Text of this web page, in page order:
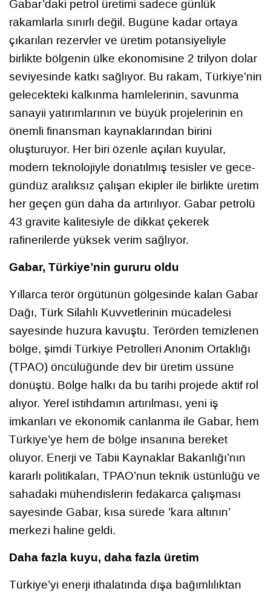
Gabar’daki petrol üretimi sadece günlük
rakamlarla sınırlı değil. Bugüne kadar ortaya
çıkarılan rezervler ve üretim potansiyeliyle
birlikte bölgenin ülke ekonomisine 2 trilyon dolar
seviyesinde katkı sağlıyor. Bu rakam, Türkiye’nin
gelecekteki kalkınma hamlelerinin, savunma
sanayii yatırımlarının ve büyük projelerinin en
önemli finansman kaynaklarından birini
oluşturuyor. Her biri özenle açılan kuyular,
modern teknolojiyle donatılmış tesisler ve gece-
gündüz aralıksız çalışan ekipler ile birlikte üretim
her geçen gün daha da artırılıyor. Gabar petrolü
43 gravite kalitesiyle de dikkat çekerek
rafinerilerde yüksek verim sağlıyor.
Gabar, Türkiye’nin gururu oldu
Yıllarca terör örgütünün gölgesinde kalan Gabar
Dağı, Türk Silahlı Kuvvetlerinin mücadelesi
sayesinde huzura kavuştu. Terörden temizlenen
bölge, şimdi Türkiye Petrolleri Anonim Ortaklığı
(TPAO) öncülüğünde dev bir üretim üssüne
dönüştü. Bölge halkı da bu tarihi projede aktif rol
alıyor. Yerel istihdamın artırılması, yeni iş
imkanları ve ekonomik canlanma ile Gabar, hem
Türkiye’ye hem de bölge insanına bereket
oluyor. Enerji ve Tabii Kaynaklar Bakanlığı’nın
kararlı politikaları, TPAO’nun teknik üstünlüğü ve
sahadaki mühendislerin fedakarca çalışması
sayesinde Gabar, kısa sürede ’kara altının’
merkezi haline geldi.
Daha fazla kuyu, daha fazla üretim
Türkiye’yi enerji ithalatında dışa bağımlılıktan